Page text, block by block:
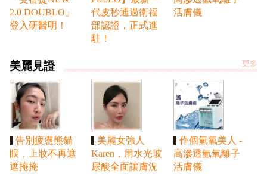
2.0 DOUBLO」
登入研醫明！
代皮秒通過衛福
部認證，正式進
駐！
活膚儀
美麗見證 更多
告別疲憊熊貓
眼，上妝不再遮
遮掩掩
美麗女強人
Karen，用水光玻
尿酸全面讓膚況
作個氫氧美人 -
高滲透氫氧離子
活膚儀